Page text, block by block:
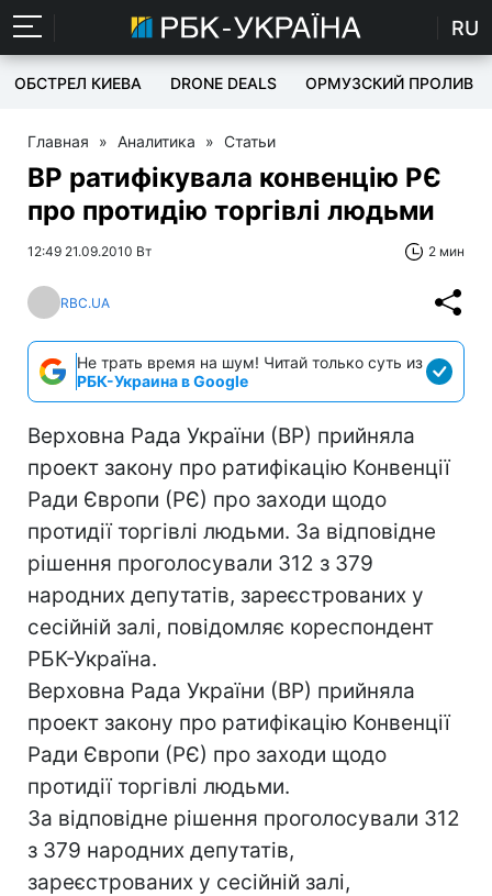
RU
ОБСТРЕЛ КИЕВА DRONE DEALS ОРМУЗСКИЙ ПРОЛИВ
Главная » Аналитика » Статьи
ВР ратифікувала конвенцію РЄ
про протидію торгівлі людьми
12:49 21.09.2010 Вт 2 мин
RBC.UA
Не трать время на шум! Читай только суть из
РБК-Украина в Google
Верховна Рада України (ВР) прийняла
проект закону про ратифікацію Конвенції
Ради Європи (РЄ) про заходи щодо
протидії торгівлі людьми. За відповідне
рішення проголосували 312 з 379
народних депутатів, зареєстрованих у
сесійній залі, повідомляє кореспондент
РБК-Україна.
Верховна Рада України (ВР) прийняла
проект закону про ратифікацію Конвенції
Ради Європи (РЄ) про заходи щодо
протидії торгівлі людьми.
За відповідне рішення проголосували 312
з 379 народних депутатів,
зареєстрованих у сесійній залі,